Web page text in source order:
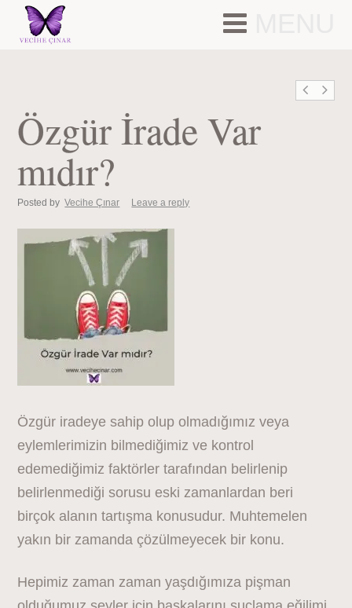
MENU
Özgür İrade Var
mıdır?
Posted by Vecihe Çınar Leave a reply
Özgür iradeye sahip olup olmadığımız veya
eylemlerimizin bilmediğimiz ve kontrol
edemediğimiz faktörler tarafından belirlenip
belirlenmediği sorusu eski zamanlardan beri
birçok alanın tartışma konusudur. Muhtemelen
yakın bir zamanda çözülmeyecek bir konu.
Hepimiz zaman zaman yaşdığımıza pişman